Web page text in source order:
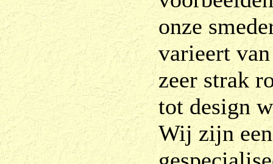
onze
varieert
zeer strak
tot design
Wij zijn